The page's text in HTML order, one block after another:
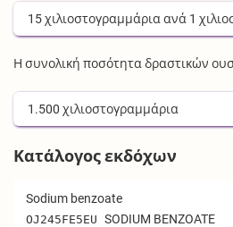
15χιλιοστογραμμάριαανά 1
Η συνολική ποσότητα δραστικών
1.500 χιλιοστογραμμάρια
Κατάλογος εκδόχων
Sodium benzoate
OJ245FE5EUSODIUM BENZOATE